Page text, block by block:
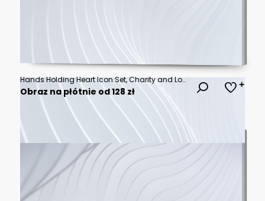
Hands Holding Heart Icon Set, Charity and Love Symbol in Different Styles
Obraz na płótnie od 128 zł